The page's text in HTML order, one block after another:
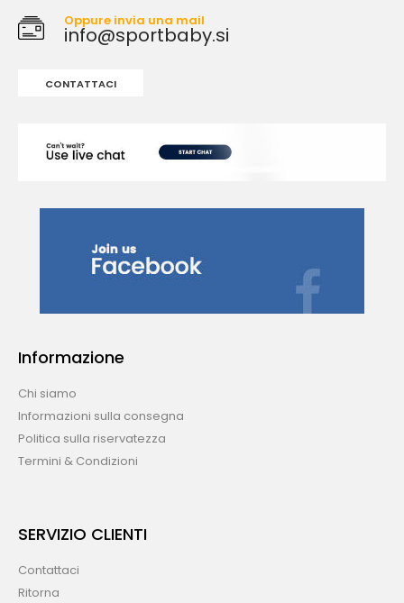
Oppure invia una mail
info@sportbaby.si
CONTATTACI
Informazione
Chi siamo
Informazioni sulla consegna
Politica sulla riservatezza
Termini & Condizioni
SERVIZIO CLIENTI
Contattaci
Ritorna